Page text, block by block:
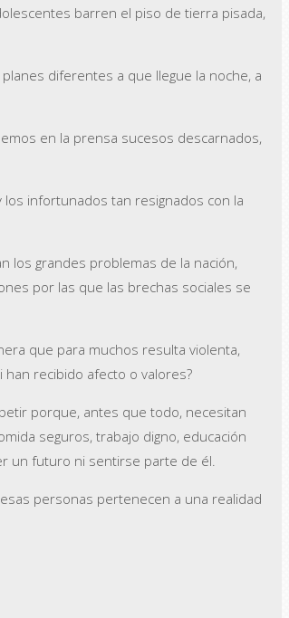
barren el piso de tierra pisada,
diferentes a que llegue la noche, a
en la prensa sucesos descarnados,
los infortunados tan resignados con la
los grandes problemas de la nación,
por las que las brechas sociales se
que para muchos resulta violenta,
recibido afecto o valores?
porque, antes que todo, necesitan
seguros, trabajo digno, educación
un futuro ni sentirse parte de él.
personas pertenecen a una realidad